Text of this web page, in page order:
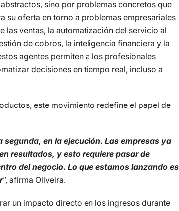
sino por problemas concretos que
su oferta en torno a problemas empresariales
las ventas, la automatización del servicio al
de cobros, la inteligencia financiera y la
agentes permiten a los profesionales
decisiones en tiempo real, incluso a
este movimiento redefine el papel de
segunda, en la ejecución. Las empresas ya
resultados, y esto requiere pasar de
del negocio. Lo que estamos lanzando es
”, afirma Oliveira.
un impacto directo en los ingresos durante